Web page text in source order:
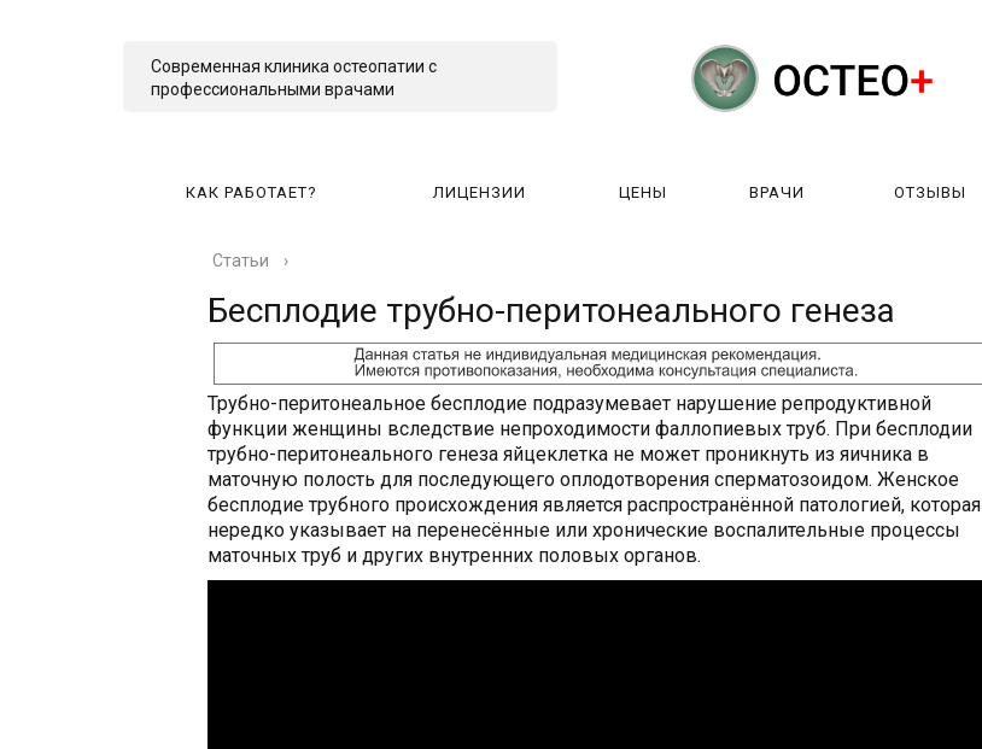
Современная клиника остеопатии с
профессиональными врачами
КАК РАБОТАЕТ? ЛИЦЕНЗИИ ЦЕНЫ ВРАЧИ ОТЗЫВЫ
Статьи ›
Бесплодие трубно-перитонеального генеза
Трубно-перитонеальное бесплодие подразумевает нарушение репродуктивной
функции женщины вследствие непроходимости фаллопиевых труб. При бесплодии
трубно-перитонеального генеза яйцеклетка не может проникнуть из яичника в
маточную полость для последующего оплодотворения сперматозоидом. Женское
бесплодие трубного происхождения является распространённой патологией, которая
нередко указывает на перенесённые или хронические воспалительные процессы
маточных труб и других внутренних половых органов.